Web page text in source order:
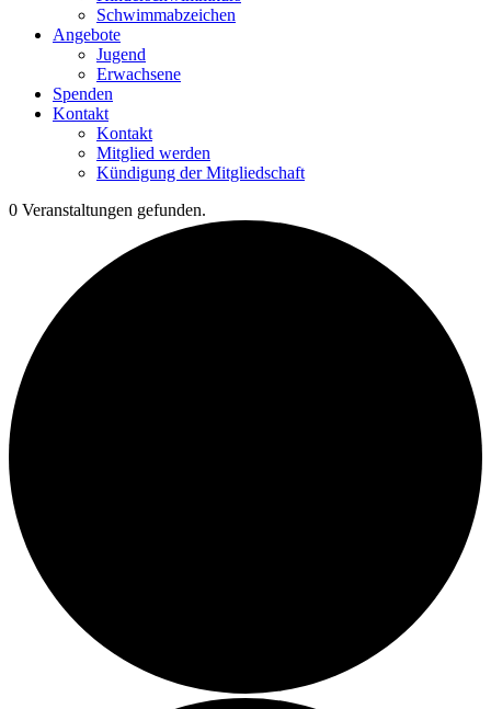
Schwimmabzeichen
Angebote
Jugend
Erwachsene
Spenden
Kontakt
Kontakt
Mitglied werden
Kündigung der Mitgliedschaft
0 Veranstaltungen gefunden.